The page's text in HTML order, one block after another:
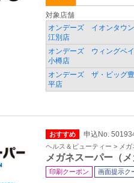
対象店舗
オンデーズ イオンタウン
江別店
オンデーズ ウィングベイ
小樽店
オンデーズ ザ・ビッグ豊
平店
おすすめ 申込No.
ヘルス＆ビューティー > メ
メガネスーパー（
印刷クーポン 画面提示ク